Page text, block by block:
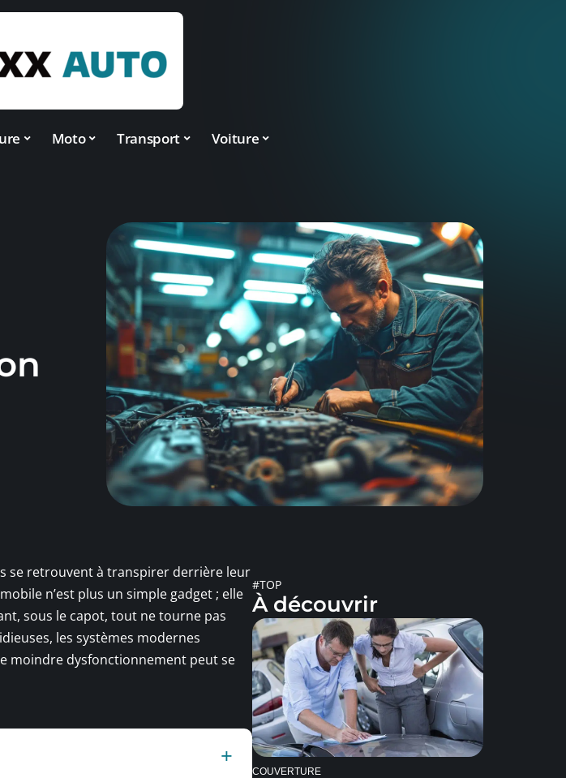
Moto Transport Voiture
se retrouvent à transpirer derrière leur
n’est plus un simple gadget ; elle
sous le capot, tout ne tourne pas
les systèmes modernes
moindre dysfonctionnement peut se
#TOP
À découvrir
COUVERTURE